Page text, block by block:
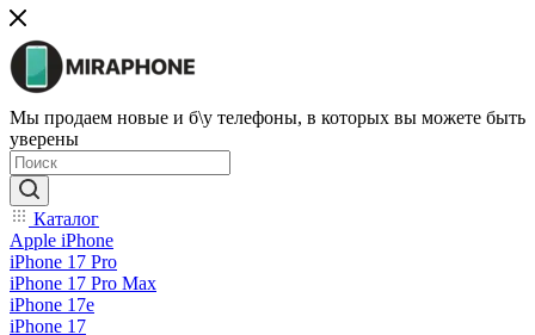
Мы продаем новые и б\у телефоны, в которых вы можете быть
уверены
Каталог
Apple iPhone
iPhone 17 Pro
iPhone 17 Pro Max
iPhone 17e
iPhone 17